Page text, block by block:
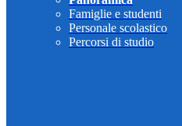
Famiglie e studenti
Personale scolastico
Percorsi di studio